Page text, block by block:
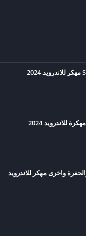
واخرى مهكر للاندرويد